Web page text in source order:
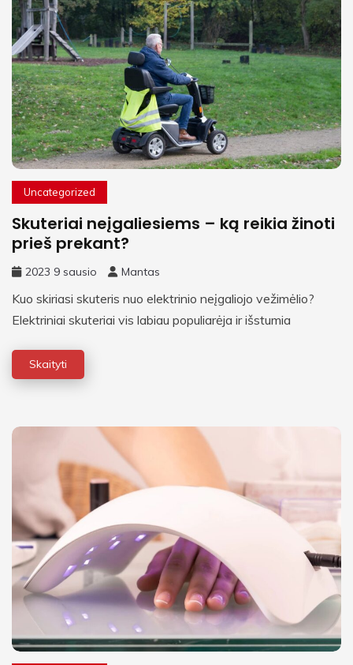
Uncategorized
Skuteriai neįgaliesiems – ką reikia žinoti
prieš prekant?
2023 9 sausio Mantas
Kuo skiriasi skuteris nuo elektrinio neįgaliojo vežimėlio?
Elektriniai skuteriai vis labiau populiarėja ir išstumia
Skaityti